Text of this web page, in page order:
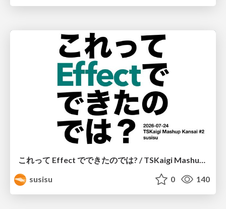
これって Effect でできたのでは? / TSKaigi Mashup Kansai #2
susisu
0 140